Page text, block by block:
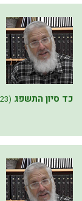
כד סיון התשפג (13.06.2023)